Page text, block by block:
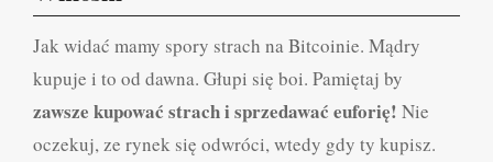
Jak widać mamy spory strach na Bitcoinie. Mądry
kupuje i to od dawna. Głupi się boi. Pamiętaj by
zawsze kupować strach i sprzedawać euforię! Nie
oczekuj, ze rynek się odwróci, wtedy gdy ty kupisz.